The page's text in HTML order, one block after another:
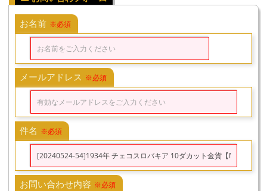
お名前 ※必須
メールアドレス ※必須
件名 ※必須
お問い合わせ内容 ※必須